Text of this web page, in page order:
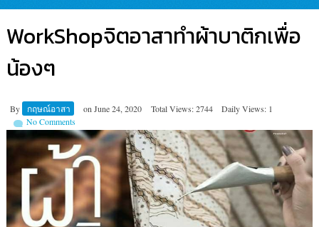
WorkShopจิตอาสาทำผ้าบาติกเพื่อ
น้องๆ
By กฤษณ์อาสา on June 24, 2020 Total Views: 2744
Daily Views: 1
No Comments